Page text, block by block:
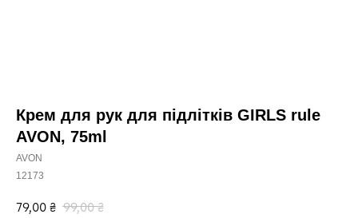
Крем для рук для підлітків GIRLS rule
AVON, 75ml
AVON
12173
79,00 ₴ 99,00 ₴